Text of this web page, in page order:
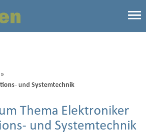
und Systemtechnik
Thema Elektroniker
und Systemtechnik